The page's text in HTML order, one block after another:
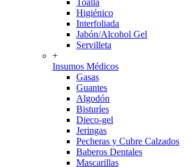
Higiénico
Interfoliada
Jabón/Alcohol Gel
Servilleta
+
Insumos Médicos
Gasas
Guantes
Algodón
Bisturíes
Dieco-gel
Jeringas
Pecheras y Cubre Calzados
Baberos Dentales
Mascarillas